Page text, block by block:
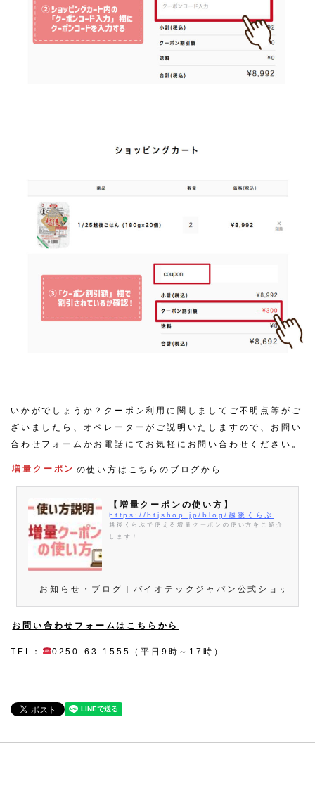
いかがでしょうか？クーポン利用に関しましてご不明点等がご
ざいましたら、オペレーターがご説明いたしますので、お問い
合わせフォームかお電話にてお気軽にお問い合わせください。
増量クーポン の使い方はこちらのブログから
【増量クーポンの使い方】
越後くらぶで使える増量クーポンの使い方をご紹介
します！
お知らせ・ブログ｜バイオテックジャパン公式ショップ
お問い合わせフォームはこちらから
TEL： 0250-63-1555（平日9時～17時）